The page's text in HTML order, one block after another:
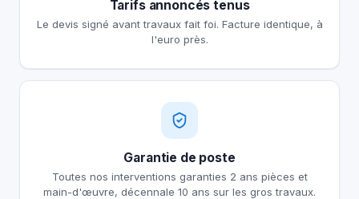
Tarifs annoncés tenus
Le devis signé avant travaux fait foi. Facture identique, à
l'euro près.
Garantie de poste
Toutes nos interventions garanties 2 ans pièces et
main-d'œuvre, décennale 10 ans sur les gros travaux.